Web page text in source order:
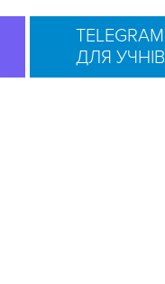
TELEGRAM
ДЛЯ УЧНІВ